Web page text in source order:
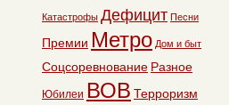
Катастрофы Дефицит Песни
Премии Метро Дом и быт
Соцсоревнование Разное
Юбилеи ВОВ Терроризм